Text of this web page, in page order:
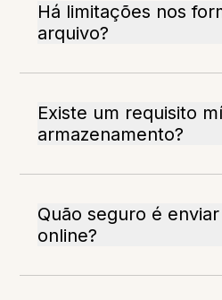
Há limitações nos
arquivo?
Existe um requisito
armazenamento?
Quão seguro é
online?